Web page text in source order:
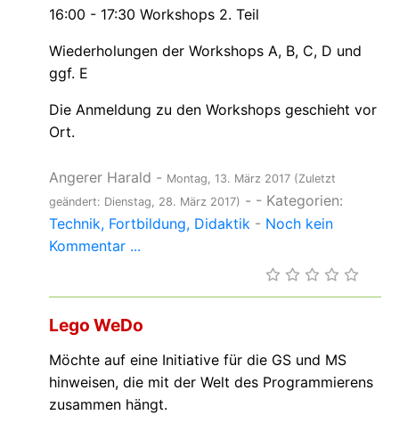
16:00 - 17:30 Workshops 2. Teil
Wiederholungen der Workshops A, B, C, D und
ggf. E
Die Anmeldung zu den Workshops geschieht vor
Ort.
Angerer Harald - Montag, 13. März 2017 (Zuletzt
geändert: Dienstag, 28. März 2017) - - Kategorien:
Technik Fortbildung Didaktik - Noch kein
Kommentar ...
Lego WeDo
Möchte auf eine Initiative für die GS und MS
hinweisen, die mit der Welt des Programmierens
zusammen hängt.